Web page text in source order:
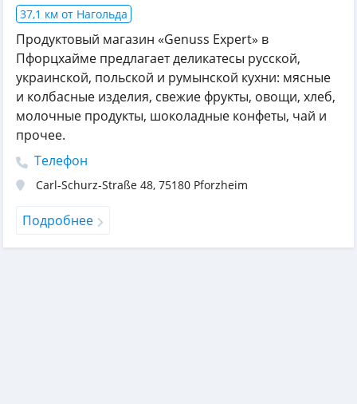
37,1 км от Нагольда
Продуктовый магазин «Genuss Expert» в
Пфорцхайме предлагает деликатесы русской,
украинской, польской и румынской кухни: мясные
и колбасные изделия, свежие фрукты, овощи, хлеб,
молочные продукты, шоколадные конфеты, чай и
прочее.
Телефон
Carl-Schurz-Straße 48, 75180 Pforzheim
Подробнее